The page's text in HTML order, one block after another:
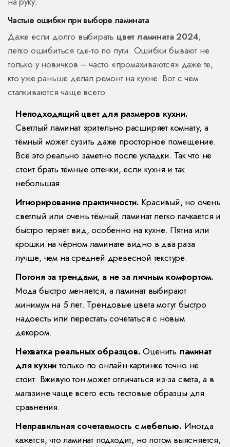
Частые ошибки при выборе ламината
Даже если долго выбирать цвет ламината 2024,
легко ошибиться где-то по пути. Ошибки бывают не
только у новичков – часто «промахиваются» даже те,
кто уже раньше делал ремонт на кухне. Вот с чем
сталкиваются чаще всего:
Неподходящий цвет для размеров кухни.
Светлый ламинат зрительно расширяет комнату, а
тёмный может сузить даже просторное помещение.
Всё это реально заметно после укладки. Так что не
стоит брать тёмные оттенки, если кухня и так
небольшая.
Игнорирование практичности. Красивый, но очень
светлый или очень тёмный ламинат легко пачкается и
быстро теряет вид, особенно на кухне. Пятна или
крошки на чёрном ламинате видно в два раза
лучше, чем на средней древесной текстуре.
Погоня за трендами, а не за личным комфортом.
Мода быстро меняется, а ламинат выбирают
минимум на 5 лет. Трендовые цвета могут быстро
надоесть или перестать сочетаться с новым
декором.
Нехватка реальных образцов. Оценить ламинат
для кухни только по онлайн-картинке точно не
стоит. Вживую тон может отличаться из-за света, а в
магазине чаще всего есть тестовые образцы для
сравнения.
Неправильная сочетаемость с мебелью. Иногда
кажется, что ламинат подходит, но потом выясняется,